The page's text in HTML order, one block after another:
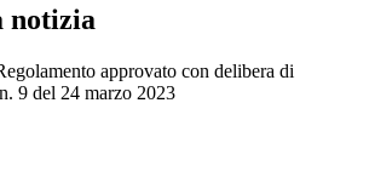
notizia
approvato con delibera di
9 del 24 marzo 2023